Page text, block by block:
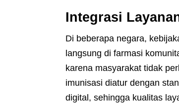
Integrasi
Di beberapa negara,
langsung di farmasi
karena masyarakat tidak
imunisasi diatur dengan
digital, sehingga kualitas